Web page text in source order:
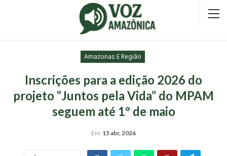
Amazonas E Região
Inscrições para a edição 2026 do
projeto “Juntos pela Vida” do MPAM
seguem até 1º de maio
Em 15 abr, 2026